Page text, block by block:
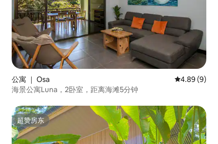
公寓 ｜ Osa 平均评分
4.89 (9)
海景公寓Luna，2卧室，距离海滩5分钟
超赞房东
超赞房东